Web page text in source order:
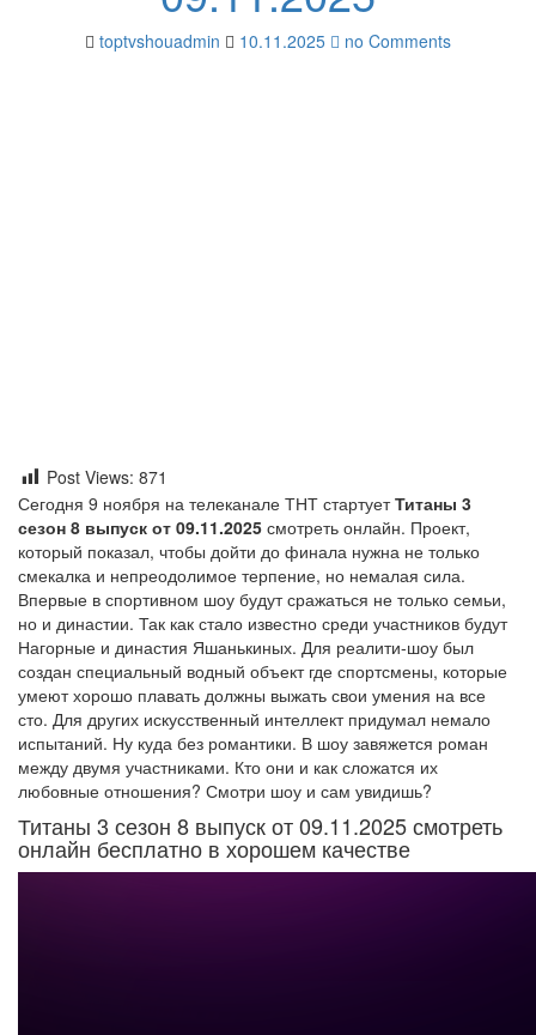
toptvshouadmin 10.11.2025 no Comments
Post Views: 871
Сегодня 9 ноября на телеканале ТНТ стартуетТитаны 3
сезон 8 выпуск от 09.11.2025 смотреть онлайн. Проект,
который показал, чтобы дойти до финала нужна не только
смекалка и непреодолимое терпение, но немалая сила.
Впервые в спортивном шоу будут сражаться не только семьи,
но и династии. Так как стало известно среди участников будут
Нагорные и династия Яшанькиных. Для реалити-шоу был
создан специальный водный объект где спортсмены, которые
умеют хорошо плавать должны выжать свои умения на все
сто. Для других искусственный интеллект придумал немало
испытаний. Ну куда без романтики. В шоу завяжется роман
между двумя участниками. Кто они и как сложатся их
любовные отношения? Смотри шоу и сам увидишь?
Титаны 3 сезон 8 выпуск от 09.11.2025 смотреть
онлайн бесплатно в хорошем качестве